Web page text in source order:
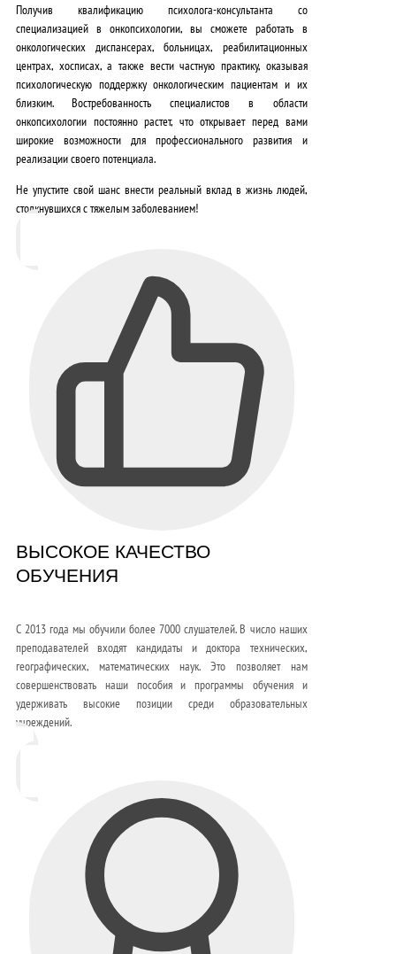
Получив квалификацию психолога-консультанта со
специализацией в онкопсихологии, вы сможете работать в
онкологических диспансерах, больницах, реабилитационных
центрах, хосписах, а также вести частную практику, оказывая
психологическую поддержку онкологическим пациентам и их
близким.Востребованность специалистов в области
онкопсихологии постоянно растет, что открывает перед вами
широкие возможности для профессионального развития и
реализации своего потенциала.
Не упустите свой шанс внести реальный вклад в жизнь людей,
столкнувшихся с тяжелым заболеванием!
ВЫСОКОЕ КАЧЕСТВО
ОБУЧЕНИЯ
С 2013 года мы обучили более 7000 слушателей. В число наших
преподавателей входят кандидаты и доктора технических,
географических, математических наук. Это позволяет нам
совершенствовать наши пособия и программы обучения и
удерживать высокие позиции среди образовательных
учреждений.